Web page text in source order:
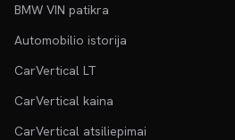
BMW VIN patikra
Automobilio istorija
CarVertical LT
CarVertical kaina
CarVertical atsiliepimai